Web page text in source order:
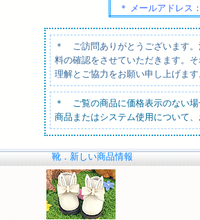
＊ メールアドレス：
＊ ご訪問ありがとうございます
料の確認をさせていただきます。
理解とご協力をお願い申し上げます
＊ ご覧の商品に価格表示のない
商品またはシステム使用について
靴．新しい商品情報